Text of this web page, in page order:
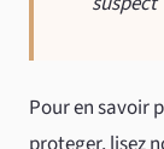
Pour en savoir